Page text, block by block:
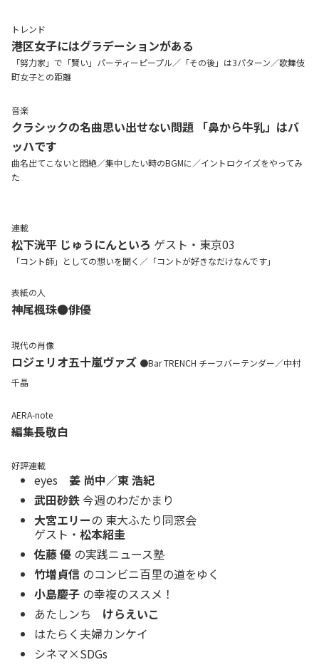
トレンド
港区女子にはグラデーションがある
「努力家」で「賢い」パーティーピープル／「その後」は3パターン／歌舞伎
町女子との距離
音楽
クラシックの名曲思い出せない問題 「鼻から牛乳」はバ
ッハです
曲名出てこないと悶絶／集中したい時のBGMに／イントロクイズをやってみ
た
連載
松下洸平 じゅうにんといろ ゲスト・東京03
「コント師」としての想いを聞く／「コントが好きなだけなんです」
表紙の人
神尾楓珠●俳優
現代の肖像
ロジェリオ五十嵐ヴァズ ●Bar TRENCH チーフバーテンダー／中村
千晶
AERA-note
編集長敬白
好評連載
eyes 姜 尚中／東 浩紀
武田砂鉄今週のわだかまり
大宮エリーの 東大ふたり同窓会
ゲスト・ 松本紹圭
佐藤 優 の実践ニュース塾
竹増貞信 のコンビニ百里の道をゆく
小島慶子 の幸複のススメ！
あたしンち けらえいこ
はたらく夫婦カンケイ
シネマ×SDGs